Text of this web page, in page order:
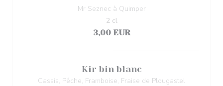
Mr Seznec à Quimper
3,00 EUR
2 cl
Kir bin blanc
Cassis, Pêche, Framboise, Fraise de Plougastel